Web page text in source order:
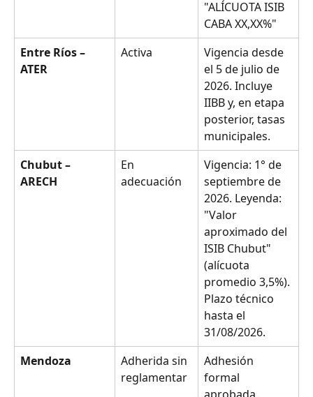
"ALÍCUOTA ISIB
CABA XX,XX%"
Entre Ríos –
ATER
Activa
Vigencia desde
el 5 de julio de
2026. Incluye
IIBB y, en etapa
posterior, tasas
municipales.
Chubut –
ARECH
En
adecuación
Vigencia: 1° de
septiembre de
2026. Leyenda:
"Valor
aproximado del
ISIB Chubut"
(alícuota
promedio 3,5%).
Plazo técnico
hasta el
31/08/2026.
Mendoza
Adherida sin
reglamentar
Adhesión
formal